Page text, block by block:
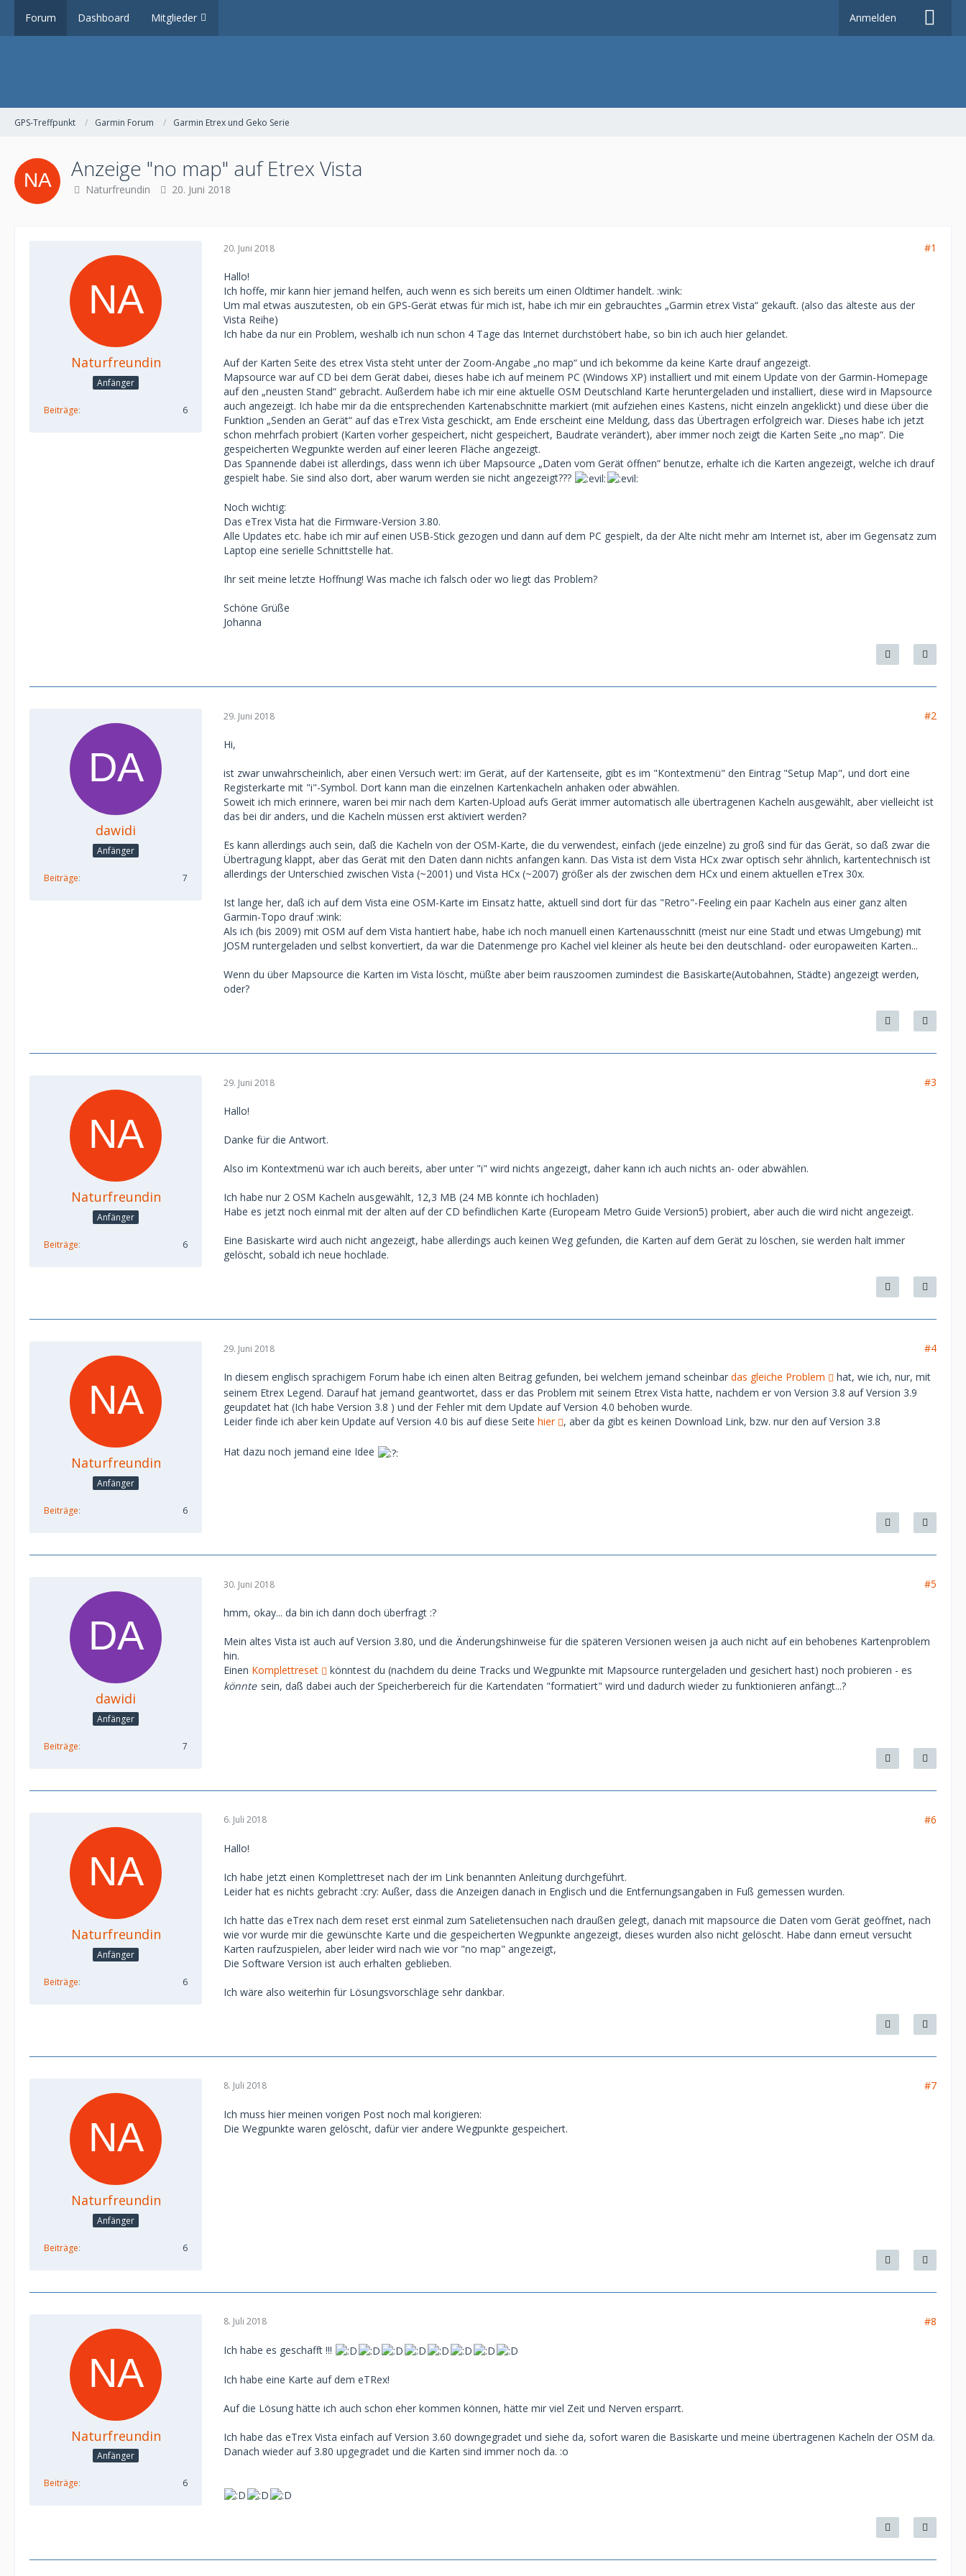
Forum Dashboard Mitglieder Anmelden
GPS-Treffpunkt Garmin Forum Garmin Etrex und Geko Serie
Anzeige "no map" auf Etrex Vista
Naturfreundin 20. Juni 2018
Naturfreundin
Anfänger
Beiträge 6
20. Juni 2018 #1
Hallo!
Ich hoffe, mir kann hier jemand helfen, auch wenn es sich bereits um einen Oldtimer handelt. :wink:
Um mal etwas auszutesten, ob ein GPS-Gerät etwas für mich ist, habe ich mir ein gebrauchtes „Garmin etrex Vista“ gekauft. (also das älteste aus der
Vista Reihe)
Ich habe da nur ein Problem, weshalb ich nun schon 4 Tage das Internet durchstöbert habe, so bin ich auch hier gelandet.
Auf der Karten Seite des etrex Vista steht unter der Zoom-Angabe „no map“ und ich bekomme da keine Karte drauf angezeigt.
Mapsource war auf CD bei dem Gerät dabei, dieses habe ich auf meinem PC (Windows XP) installiert und mit einem Update von der Garmin-Homepage
auf den „neusten Stand“ gebracht. Außerdem habe ich mir eine aktuelle OSM Deutschland Karte heruntergeladen und installiert, diese wird in Mapsource
auch angezeigt. Ich habe mir da die entsprechenden Kartenabschnitte markiert (mit aufziehen eines Kastens, nicht einzeln angeklickt) und diese über die
Funktion „Senden an Gerät“ auf das eTrex Vista geschickt, am Ende erscheint eine Meldung, dass das Übertragen erfolgreich war. Dieses habe ich jetzt
schon mehrfach probiert (Karten vorher gespeichert, nicht gespeichert, Baudrate verändert), aber immer noch zeigt die Karten Seite „no map“. Die
gespeicherten Wegpunkte werden auf einer leeren Fläche angezeigt.
Das Spannende dabei ist allerdings, dass wenn ich über Mapsource „Daten vom Gerät öffnen“ benutze, erhalte ich die Karten angezeigt, welche ich drauf
gespielt habe. Sie sind also dort, aber warum werden sie nicht angezeigt???
Noch wichtig:
Das eTrex Vista hat die Firmware-Version 3.80.
Alle Updates etc. habe ich mir auf einen USB-Stick gezogen und dann auf dem PC gespielt, da der Alte nicht mehr am Internet ist, aber im Gegensatz zum
Laptop eine serielle Schnittstelle hat.
Ihr seit meine letzte Hoffnung! Was mache ich falsch oder wo liegt das Problem?
Schöne Grüße
Johanna
dawidi
Anfänger
Beiträge 7
29. Juni 2018 #2
Hi,
ist zwar unwahrscheinlich, aber einen Versuch wert: im Gerät, auf der Kartenseite, gibt es im "Kontextmenü" den Eintrag "Setup Map", und dort eine
Registerkarte mit "i"-Symbol. Dort kann man die einzelnen Kartenkacheln anhaken oder abwählen.
Soweit ich mich erinnere, waren bei mir nach dem Karten-Upload aufs Gerät immer automatisch alle übertragenen Kacheln ausgewählt, aber vielleicht ist
das bei dir anders, und die Kacheln müssen erst aktiviert werden?
Es kann allerdings auch sein, daß die Kacheln von der OSM-Karte, die du verwendest, einfach (jede einzelne) zu groß sind für das Gerät, so daß zwar die
Übertragung klappt, aber das Gerät mit den Daten dann nichts anfangen kann. Das Vista ist dem Vista HCx zwar optisch sehr ähnlich, kartentechnisch ist
allerdings der Unterschied zwischen Vista (~2001) und Vista HCx (~2007) größer als der zwischen dem HCx und einem aktuellen eTrex 30x.
Ist lange her, daß ich auf dem Vista eine OSM-Karte im Einsatz hatte, aktuell sind dort für das "Retro"-Feeling ein paar Kacheln aus einer ganz alten
Garmin-Topo drauf :wink:
Als ich (bis 2009) mit OSM auf dem Vista hantiert habe, habe ich noch manuell einen Kartenausschnitt (meist nur eine Stadt und etwas Umgebung) mit
JOSM runtergeladen und selbst konvertiert, da war die Datenmenge pro Kachel viel kleiner als heute bei den deutschland- oder europaweiten Karten...
Wenn du über Mapsource die Karten im Vista löscht, müßte aber beim rauszoomen zumindest die Basiskarte(Autobahnen, Städte) angezeigt werden,
oder?
Naturfreundin
Anfänger
Beiträge 6
29. Juni 2018 #3
Hallo!
Danke für die Antwort.
Also im Kontextmenü war ich auch bereits, aber unter "i" wird nichts angezeigt, daher kann ich auch nichts an- oder abwählen.
Ich habe nur 2 OSM Kacheln ausgewählt, 12,3 MB (24 MB könnte ich hochladen)
Habe es jetzt noch einmal mit der alten auf der CD befindlichen Karte (Europeam Metro Guide Version5) probiert, aber auch die wird nicht angezeigt.
Eine Basiskarte wird auch nicht angezeigt, habe allerdings auch keinen Weg gefunden, die Karten auf dem Gerät zu löschen, sie werden halt immer
gelöscht, sobald ich neue hochlade.
Naturfreundin
Anfänger
Beiträge 6
29. Juni 2018 #4
In diesem englisch sprachigem Forum habe ich einen alten Beitrag gefunden, bei welchem jemand scheinbar das gleiche Problem
hat, wie ich, nur, mit
seinem Etrex Legend. Darauf hat jemand geantwortet, dass er das Problem mit seinem Etrex Vista hatte, nachdem er von Version 3.8 auf Version 3.9
geupdatet hat (Ich habe Version 3.8 ) und der Fehler mit dem Update auf Version 4.0 behoben wurde.
Leider finde ich aber kein Update auf Version 4.0 bis auf diese Seite hier , aber da gibt es keinen Download Link, bzw. nur den auf Version 3.8
Hat dazu noch jemand eine Idee
dawidi
Anfänger
Beiträge 7
30. Juni 2018 #5
hmm, okay... da bin ich dann doch überfragt :?
Mein altes Vista ist auch auf Version 3.80, und die Änderungshinweise für die späteren Versionen weisen ja auch nicht auf ein behobenes Kartenproblem
hin.
Einen Komplettreset
könntest du (nachdem du deine Tracks und Wegpunkte mit Mapsource runtergeladen und gesichert hast) noch probieren - es
könnte sein, daß dabei auch der Speicherbereich für die Kartendaten "formatiert" wird und dadurch wieder zu funktionieren anfängt...?
Naturfreundin
Anfänger
Beiträge 6
6. Juli 2018 #6
Hallo!
Ich habe jetzt einen Komplettreset nach der im Link benannten Anleitung durchgeführt.
Leider hat es nichts gebracht :cry: Außer, dass die Anzeigen danach in Englisch und die Entfernungsangaben in Fuß gemessen wurden.
Ich hatte das eTrex nach dem reset erst einmal zum Satelietensuchen nach draußen gelegt, danach mit mapsource die Daten vom Gerät geöffnet, nach
wie vor wurde mir die gewünschte Karte und die gespeicherten Wegpunkte angezeigt, dieses wurden also nicht gelöscht. Habe dann erneut versucht
Karten raufzuspielen, aber leider wird nach wie vor "no map" angezeigt,
Die Software Version ist auch erhalten geblieben.
Ich wäre also weiterhin für Lösungsvorschläge sehr dankbar.
Naturfreundin
Anfänger
Beiträge 6
8. Juli 2018 #7
Ich muss hier meinen vorigen Post noch mal korigieren:
Die Wegpunkte waren gelöscht, dafür vier andere Wegpunkte gespeichert.
Naturfreundin
Anfänger
Beiträge 6
8. Juli 2018 #8
Ich habe es geschafft !!!
Ich habe eine Karte auf dem eTRex!
Auf die Lösung hätte ich auch schon eher kommen können, hätte mir viel Zeit und Nerven ersparrt.
Ich habe das eTrex Vista einfach auf Version 3.60 downgegradet und siehe da, sofort waren die Basiskarte und meine übertragenen Kacheln der OSM da.
Danach wieder auf 3.80 upgegradet und die Karten sind immer noch da. :o